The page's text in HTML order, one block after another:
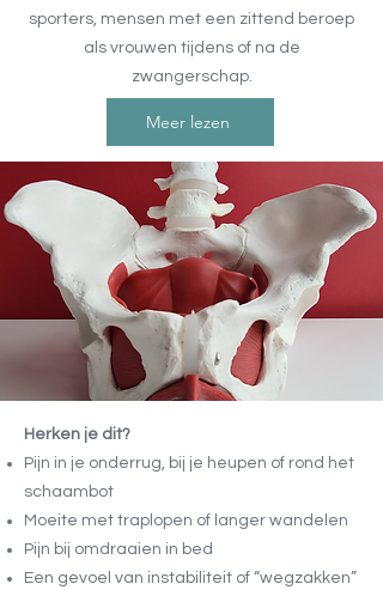
sporters, mensen met een zittend beroep
als vrouwen tijdens of na de
zwangerschap.
Meer lezen
Herken je dit?
Pijn in je onderrug, bij je heupen of rond het
schaambot
Moeite met traplopen of langer wandelen
Pijn bij omdraaien in bed
Een gevoel van instabiliteit of “wegzakken”